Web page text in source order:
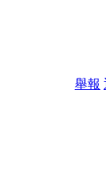
舉報